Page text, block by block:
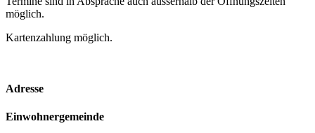
möglich.
Kartenzahlung möglich.
Adresse
Einwohnergemeinde